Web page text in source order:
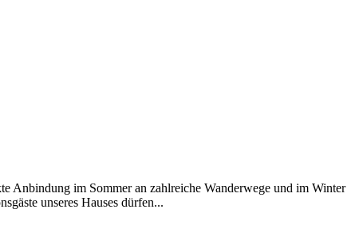
Anbindung im Sommer an zahlreiche Wanderwege und im Winter
unseres Hauses dürfen...